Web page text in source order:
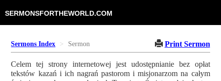
SERMONSFORTHEWORLD.COM
Sermons Index Sermon Print Sermon
Celem tej strony internetowej jest udostępnianie bez opłat
tekstów kazań i ich nagrań pastorom i misjonarzom na całym